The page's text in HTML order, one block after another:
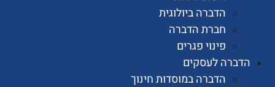
הדברה ביולוגית
חברת הדברה
פינוי פגרים
לעסקים
הדברה במוסדות חינוך